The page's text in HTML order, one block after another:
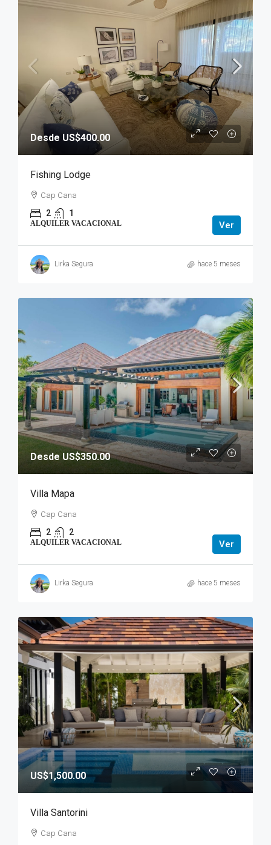
Desde US$400.00
Fishing Lodge
Cap Cana
2 1
ALQUILER VACACIONAL Ver
Lirka Segura hace 5 meses
Desde US$350.00
Villa Mapa
Cap Cana
2 2
ALQUILER VACACIONAL Ver
Lirka Segura hace 5 meses
US$1,500.00
Villa Santorini
Cap Cana